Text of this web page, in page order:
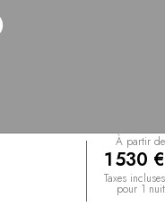
À partir de
1 530 €
Taxes incluses
pour 1 nuit